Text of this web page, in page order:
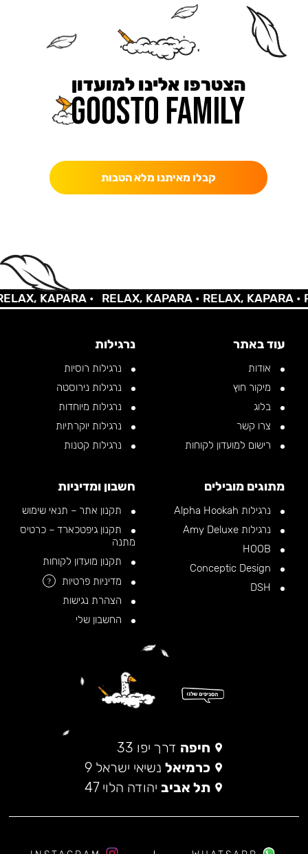
הצטרפו אלינו למועדון
קבלו מאיתנו מלא הטבות
KAPARA • RELAX, KAPARA •RELAX, KAPARA •
עוד באתר
אודות
מיקור חוץ
בלוג
צרו קשר
רישום למועדון לקוחות
נרגילות
נרגילות רוסיות
נרגילות נירוסטה
נרגילות מיוחדות
נרגילות יוקרתיות
נרגילות קטנות
מתוגים מובילים
נרגילות Alpha Hookah
נרגילות Amy Deluxe
חשבון ומדיניות
תקנון אתר – תנאי שימוש
תקנון גיפטכארד – כרטיס
מתנה
תקנון מועדון לקוחות
מדיניות פרטיות
?
הצהרת נגישות
החשבון שלי
חיפה דרך יפו 33
כרמיאל נשיאי ישראל 9
תל אביב יהודה הלוי 47